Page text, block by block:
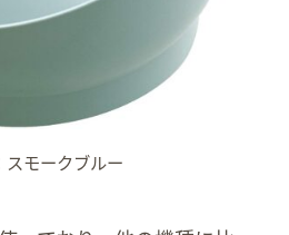
スモークブルー